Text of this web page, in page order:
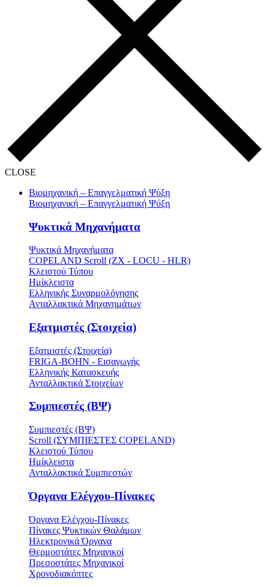
CLOSE
Βιομηχανική – Επαγγελματική Ψύξη
Βιομηχανική – Επαγγελματική Ψύξη
Ψυκτικά Μηχανήματα
Ψυκτικά Μηχανήματα
COPELAND Scroll (ZX - LOCU - HLR)
Κλειστού Τύπου
Ημίκλειστα
Ελληνικής Συναρμολόγησης
Ανταλλακτικά Μηχανημάτων
Εξατμιστές (Στοιχεία)
Εξατμιστές (Στοιχεία)
FRIGA-BOHN - Εισαγωγής
Ελληνικής Κατασκευής
Ανταλλακτικά Στοιχείων
Συμπιεστές (ΒΨ)
Συμπιεστές (ΒΨ)
Scroll (ΣΥΜΠΙΕΣΤΕΣ COPELAND)
Κλειστού Τύπου
Ημίκλειστα
Ανταλλακτικά Συμπιεστών
Όργανα Ελέγχου-Πίνακες
Όργανα Ελέγχου-Πίνακες
Πίνακες Ψυκτικών Θαλάμων
Ηλεκτρονικά Όργανα
Θερμοστάτες Μηχανικοί
Πρεσοστάτες Μηχανικοί
Χρονοδιακόπτες